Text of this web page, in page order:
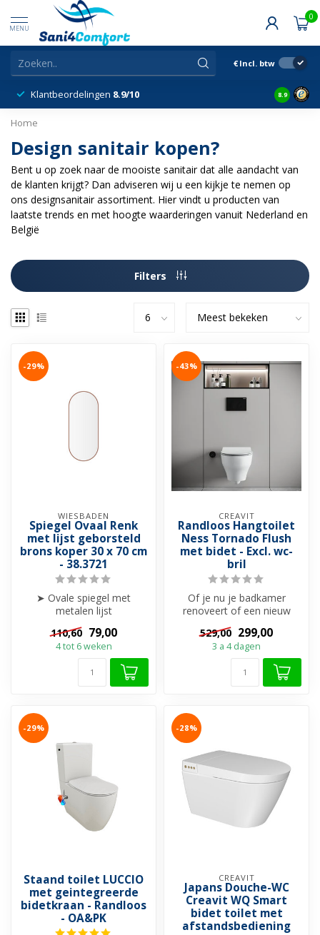
MENU
0
€ Incl. btw
Klantbeordelingen 8.9/10 8.9
Home
Design sanitair kopen?
Bent u op zoek naar de mooiste sanitair dat alle aandacht van
de klanten krijgt? Dan adviseren wij u een kijkje te nemen op
ons designsanitair assortiment. Hier vindt u producten van
laatste trends en met hoogte waarderingen vanuit Nederland en
België
Filters
-29%
WIESBADEN
Spiegel Ovaal Renk
met lijst geborsteld
brons koper 30 x 70 cm
- 38.3721
➤ Ovale spiegel met
metalen lijst
➤ Kleur: Geborsteld b...
110,60 79,00
4 tot 6 weken
-43%
CREAVIT
Randloos Hangtoilet
Ness Tornado Flush
met bidet - Excl. wc-
bril
Of je nu je badkamer
renoveert of een nieuw
Ness ra...
529,00 299,00
3 a 4 dagen
-29%
Staand toilet LUCCIO
met geintegreerde
bidetkraan - Randloos
- OA&PK
-28%
CREAVIT
Japans Douche-WC
Creavit WQ Smart
bidet toilet met
afstandsbediening